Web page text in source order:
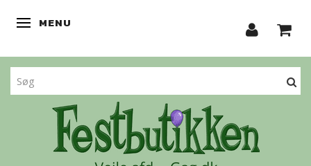
SKIFTE NAVIGATION
MENU